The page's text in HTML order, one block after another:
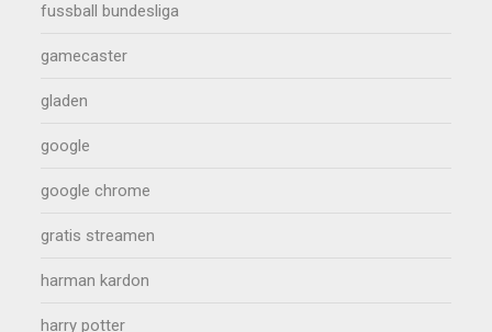
fussball bundesliga
gamecaster
gladen
google
google chrome
gratis streamen
harman kardon
harry potter